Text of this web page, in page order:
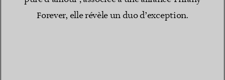
Forever, elle révèle un duo d’exception.